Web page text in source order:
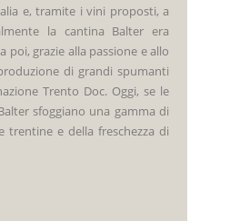
e, tramite i vini proposti, a
la cantina Balter era
poi, grazie alla passione e allo
di grandi spumanti
Trento Doc. Oggi, se le
sfoggiano una gamma di
e della freschezza di